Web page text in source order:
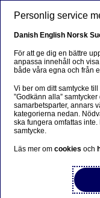
Nordea
pressträff:
ekonomi
Pressmeddelande
Personlig service
Danish English Norsk
För att ge dig en bättre
anpassa innehåll och
både våra egna och från
Vi ber om ditt samtycke
”Godkänn alla”
samarbetsparter, annars
kategorierna nedan.
ska fungera omfattas
samtycke.
Läs mer omcookiesoch